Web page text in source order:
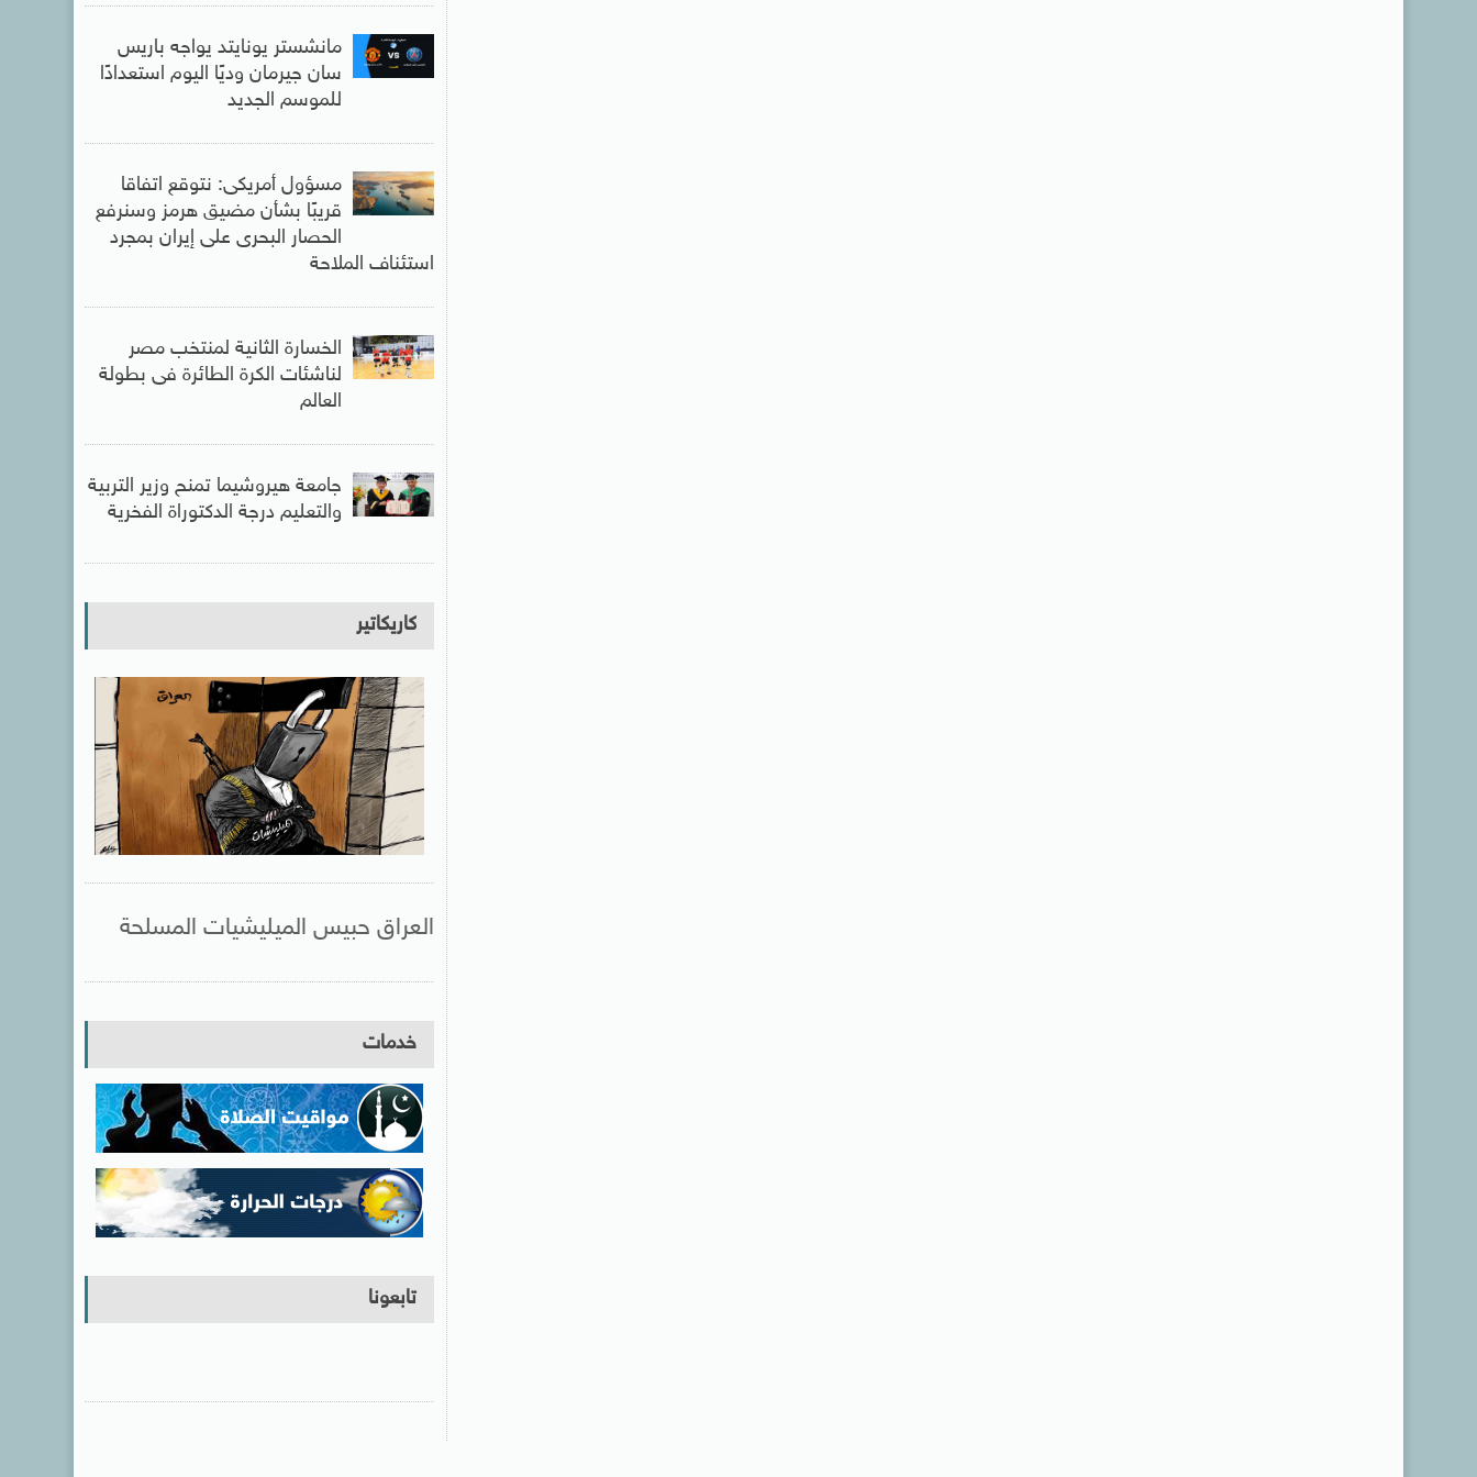
مانشستر يونايتد يواجه باريس
سان جيرمان وديًا اليوم استعدادًا
للموسم الجديد
مسؤول أمريكى: نتوقع اتفاقا
قريبًا بشأن مضيق هرمز وسنرفع
الحصار البحرى على إيران بمجرد
استئناف الملاحة
الخسارة الثانية لمنتخب مصر
لناشئات الكرة الطائرة فى بطولة
العالم
جامعة هيروشيما تمنح وزير التربية
والتعليم درجة الدكتوراة الفخرية
كاريكاتير
العراق حبيس الميليشيات المسلحة
خدمات
تابعونا